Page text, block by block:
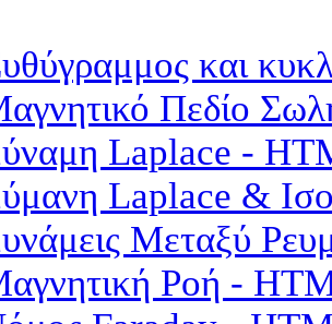
και
Πεδίο
Laplace -
Laplace &
Μεταξύ
Ροή -